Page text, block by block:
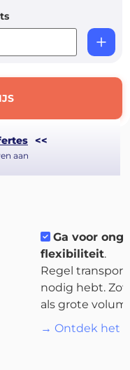
<<
aan
Ga voor
flexibiliteit.
Regel
nodig hebt.
als grote
→ Ontdek het